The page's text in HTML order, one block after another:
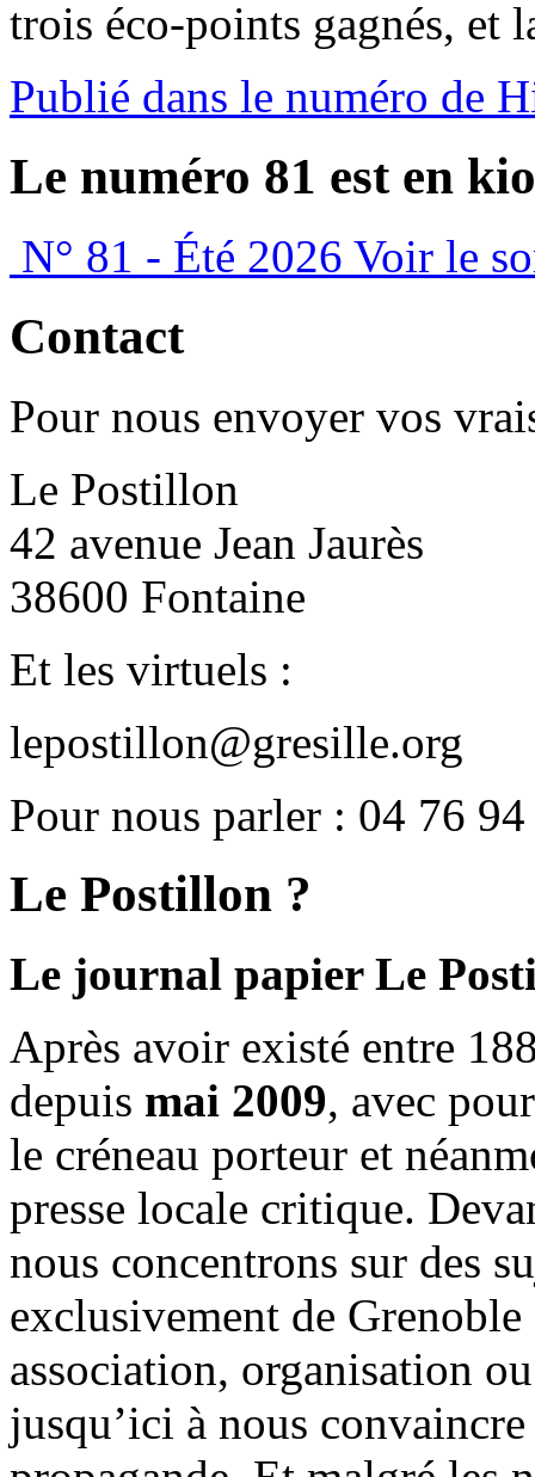
trois éco-points gagnés, et
Publié dans le numéro de
Le numéro 81 est en
N° 81 - Été 2026 Voir le
Contact
Pour nous envoyer vos
Le Postillon
42 avenue Jean Jaurès
38600 Fontaine
Et les virtuels :
lepostillon@gresille.org
Pour nous parler : 04 76
Le Postillon ?
Le journal papier Le
Après avoir existé entre
depuis mai 2009, avec
le créneau porteur et
presse locale critique.
nous concentrons sur des
exclusivement de
association, organisation
jusqu’ici à nous